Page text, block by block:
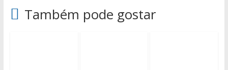
Também pode gostar